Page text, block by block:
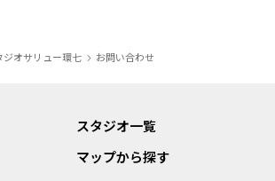
ジオサリュー環七 お問い合わせ
スタジオ一覧
マップから探す